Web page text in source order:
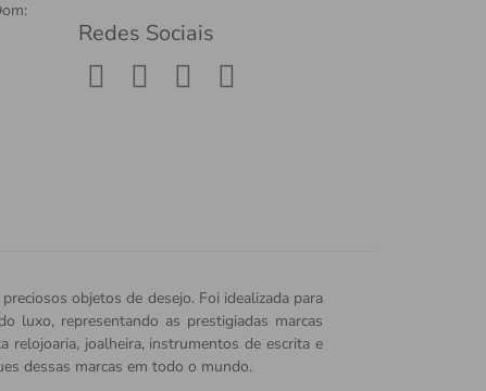
Redes Sociais
objetos de desejo. Foi idealizada para
luxo, representando as prestigiadas marcas
relojoaria, joalheira, instrumentos de escrita e
dessas marcas em todo o mundo.